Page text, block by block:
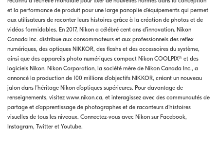
et la performance de produit pour une large panoplie d’équipements qui permet
aux utilisateurs de raconter leurs histoires grâce à la création de photos et de
vidéos formidables. En 2017, Nikon a célébré cent ans d’innovation. Nikon
Canada Inc. distribue aux consommateurs et aux professionnels des reflex
numériques, des optiques NIKKOR, des flashs et des accessoires du système,
ainsi que des appareils photo numériques compact Nikon COOLPIX® et des
logiciels Nikon. Nikon Corporation, la société mère de Nikon Canada Inc., a
annoncé la production de 100 millions d’objectifs NIKKOR, créant un nouveau
jalon dans l’héritage Nikon d’optiques supérieures. Pour davantage de
renseignements, visitez www.nikon.ca, et interagissez avec des communautés de
partage et d’apprentissage de photographes et de raconteurs d’histoires
visuelles de tous les niveaux. Connectez-vous avec Nikon sur Facebook,
Instagram, Twitter et Youtube.